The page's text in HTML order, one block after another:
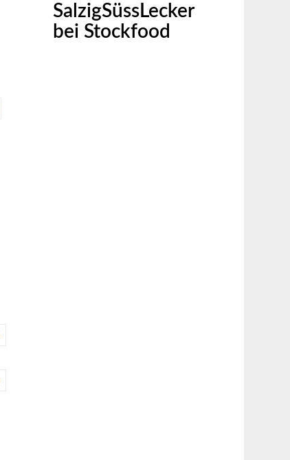
SalzigSüssLecker
bei Stockfood